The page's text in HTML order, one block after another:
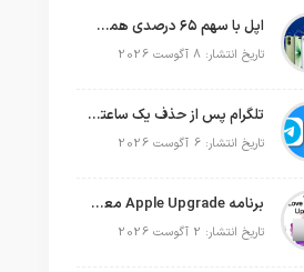
اپل با سهم ۶۵ درصدی همچنان فرمانروای بازار گوشی‌های پریمیوم جهان است
تاریخ انتشار: 8 آگوست 2026
تلگرام پس از حذف یک ساعته به اپ استور بازگشت
تاریخ انتشار: 6 آگوست 2026
برنامه Apple Upgrade معرفی شد؛ شرایط اپل برای اجاره آیفون، آیپد، مک و اپل واچ
تاریخ انتشار: 2 آگوست 2026